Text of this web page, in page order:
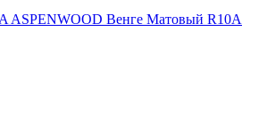
ASPENWOOD Венге Матовый R10A